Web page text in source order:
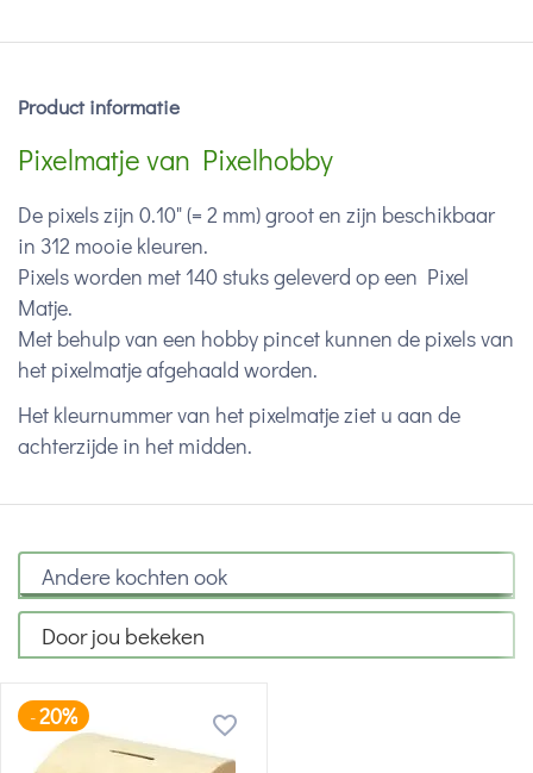
Product informatie
Pixelmatje van Pixelhobby
De pixels zijn 0.10" (= 2 mm) groot en zijn beschikbaar
in 312 mooie kleuren.
Pixels worden met 140 stuks geleverd op een Pixel
Matje.
Met behulp van een hobby pincet kunnen de pixels van
het pixelmatje afgehaald worden.
Het kleurnummer van het pixelmatje ziet u aan de
achterzijde in het midden.
Andere kochten ook
Door jou bekeken
-20%